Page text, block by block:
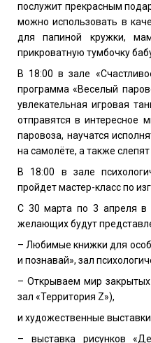
послужит прекрасным
можно использовать в
для папиной кружки,
прикроватную тумбочку
В 18:00 в зале
программа «Веселый
увлекательная игровая
отправятся в интересное
паровоза, научатся
на самолёте, а также
В 18:00 в зале
пройдет мастер-класс по
С 30 марта по 3 апреля в
желающих будут
– Любимые книжки для
и познавай», зал
– Открываем мир
зал «Территория Z»),
и художественные
– выставка рисунков